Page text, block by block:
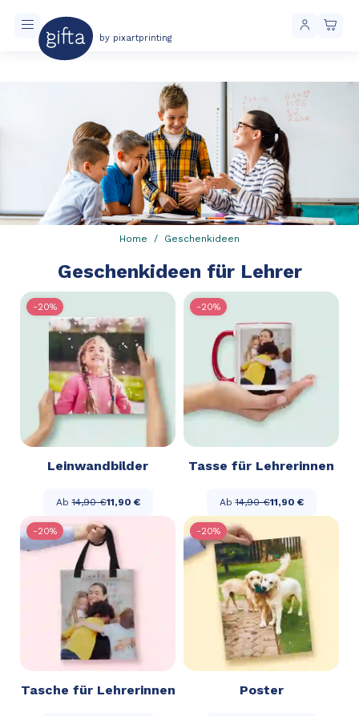
by pixartprinting
Home Geschenkideen
Geschenkideen für Lehrer
-20%
Leinwandbilder
Ab14,90 €11,90 €
-20%
Tasse für Lehrerinnen
Ab14,90 €11,90 €
-20%
Tasche für Lehrerinnen
-20%
Poster